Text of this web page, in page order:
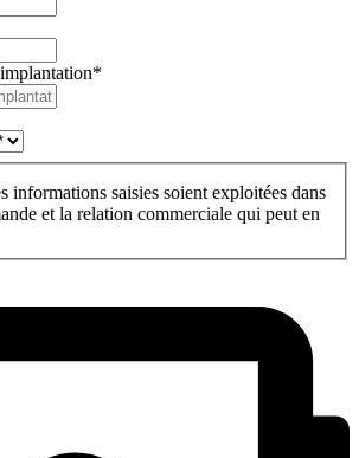
*
informations saisies soient exploitées dans
et la relation commerciale qui peut en